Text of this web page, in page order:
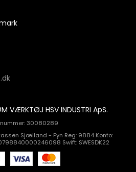
VÆRKTØJ HSV INDUSTRI ApS.
30080289
Sjælland - Fyn Reg: 9884 Konto:
Swift: SWESDK22